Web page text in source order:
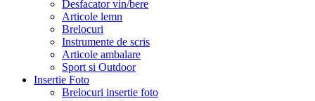
Desfacator vin/bere
Articole lemn
Brelocuri
Instrumente de scris
Articole ambalare
Sport si Outdoor
Insertie Foto
Brelocuri insertie foto